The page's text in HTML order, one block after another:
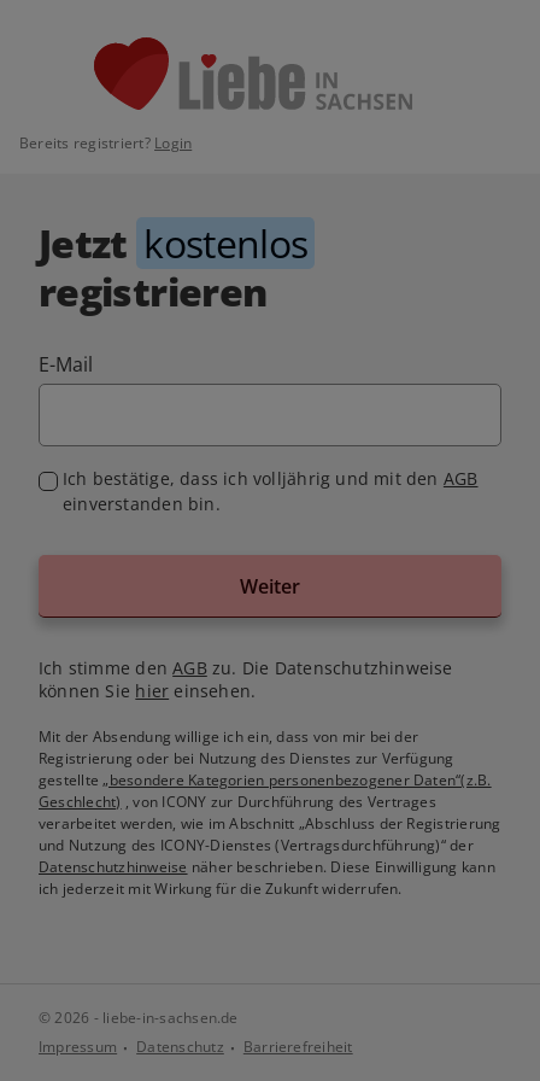
Bereits registriert? Login
Jetzt kostenlos
registrieren
E-Mail
Ich bestätige, dass ich volljährig und mit den AGB
einverstanden bin.
Weiter
Ich stimme denAGB zu. Die Datenschutzhinweise
können Sie hier einsehen.
Mit der Absendung willige ich ein, dass von mir bei der
Registrierung oder bei Nutzung des Dienstes zur Verfügung
gestellte„besondere Kategorien personenbezogener Daten“(z.B.
Geschlecht) , von ICONY zur Durchführung des Vertrages
verarbeitet werden, wie im Abschnitt „Abschluss der Registrierung
und Nutzung des ICONY-Dienstes (Vertragsdurchführung)“ der
Datenschutzhinweise näher beschrieben. Diese Einwilligung kann
ich jederzeit mit Wirkung für die Zukunft widerrufen.
© 2026 - liebe-in-sachsen.de
Impressum
Datenschutz Barrierefreiheit